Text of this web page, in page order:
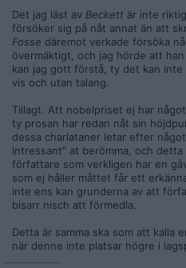
Det jag läst av Beckett är inte
försöker sig på nåt annat än att
Fosse däremot verkade försöka
övermäktigt, och jag hörde att
kan jag gott förstå, ty det kan
vis och utan talang.
Tillagt. Att nobelpriset ej har
ty prosan har redan nåt sin
dessa charlataner letar efter
intressant" at berömma, och
författare som verkligen har en
som ej håller måttet får ett
inte ens kan grunderna av att
bisarr nisch att förmedla.
Detta är samma ska som att kalla
när denne inte platsar högre i